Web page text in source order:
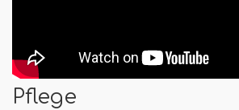
Pflege